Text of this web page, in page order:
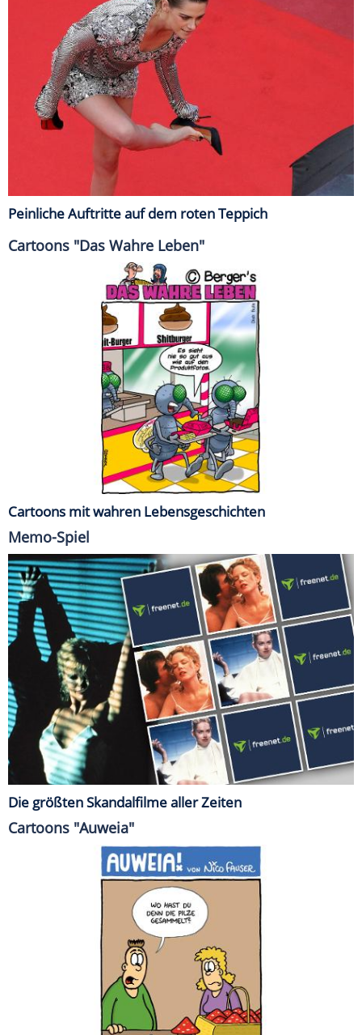
Peinliche Auftritte auf dem roten Teppich
Cartoons "Das Wahre Leben"
Cartoons mit wahren Lebensgeschichten
Memo-Spiel
Die größten Skandalfilme aller Zeiten
Cartoons "Auweia"